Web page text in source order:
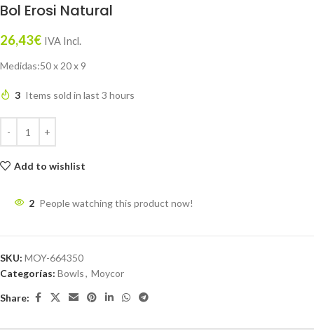
Bol Erosi Natural
26,43€ IVA Incl.
Medidas:50 x 20 x 9
3 Items sold in last 3 hours
Add to wishlist
2 People watching this product now!
SKU: MOY-664350
Categorías: Bowls, Moycor
Share: